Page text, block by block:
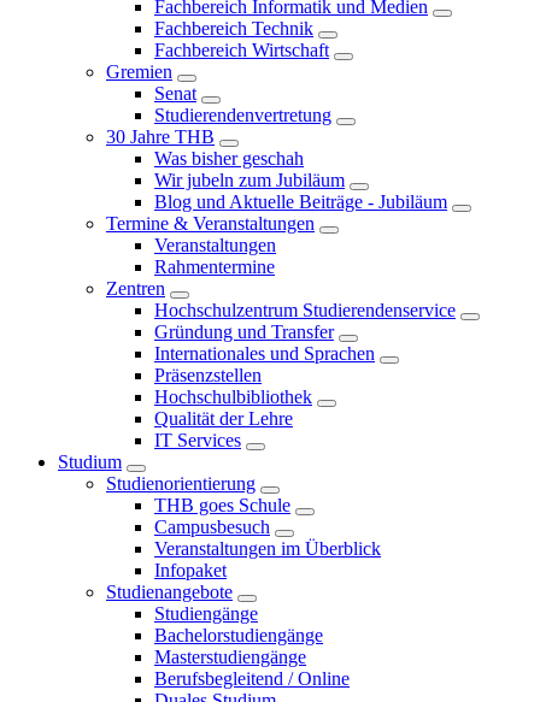
Fachbereich Informatik und Medien
Fachbereich Technik
Fachbereich Wirtschaft
Gremien
Senat
Studierendenvertretung
30 Jahre THB
Was bisher geschah
Wir jubeln zum Jubiläum
Blog und Aktuelle Beiträge - Jubiläum
Termine & Veranstaltungen
Veranstaltungen
Rahmentermine
Zentren
Hochschulzentrum Studierendenservice
Gründung und Transfer
Internationales und Sprachen
Präsenzstellen
Hochschulbibliothek
Qualität der Lehre
IT Services
Studium
Studienorientierung
THB goes Schule
Campusbesuch
Veranstaltungen im Überblick
Infopaket
Studienangebote
Studiengänge
Bachelorstudiengänge
Masterstudiengänge
Berufsbegleitend / Online